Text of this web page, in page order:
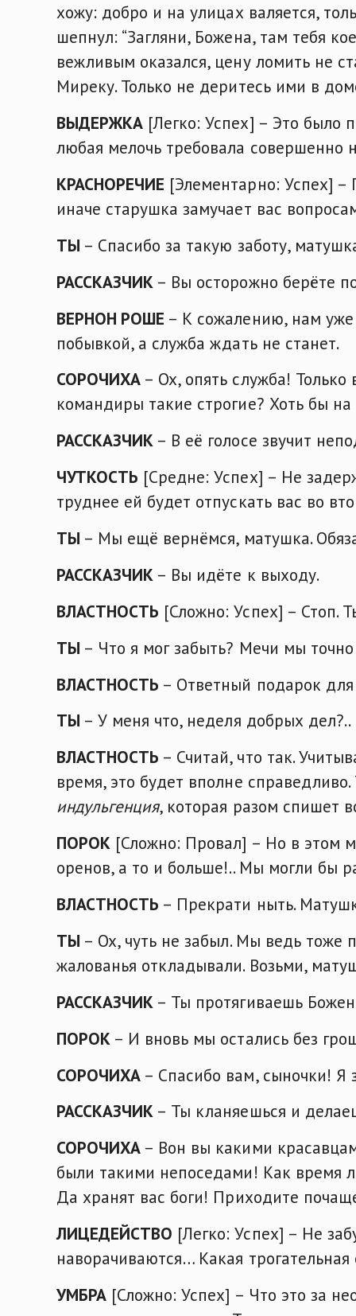
хожу: добро и на улицах валяется,
шепнул: “Загляни, Божена, там тебя
вежливым оказался, цену ломить не
Миреку. Только не деритесь ими в
ВЫДЕРЖКА [Легко: Успех] – Это было
любая мелочь требовала совершенно
КРАСНОРЕЧИЕ [Элементарно: Успех] –
иначе старушка замучает вас
ТЫ – Спасибо за такую заботу,
РАССКАЗЧИК – Вы осторожно берёте
ВЕРНОН РОШЕ – К сожалению, нам
побывкой, а служба ждать не станет.
СОРОЧИХА – Ох, опять служба!
командиры такие строгие? Хоть бы на
РАССКАЗЧИК – В её голосе звучит
ЧУТКОСТЬ [Средне: Успех] – Не
труднее ей будет отпускать вас во
ТЫ – Мы ещё вернёмся, матушка.
РАССКАЗЧИК – Вы идёте к выходу.
ВЛАСТНОСТЬ [Сложно: Успех] – Стоп.
ТЫ – Что я мог забыть? Мечи мы точно
ВЛАСТНОСТЬ – Ответный подарок
ТЫ – У меня что, неделя добрых дел?..
ВЛАСТНОСТЬ – Считай, что так.
время, это будет вполне
индульгенция, которая разом спишет
ПОРОК [Сложно: Провал] – Но в этом
оренов, а то и больше!.. Мы могли бы
ВЛАСТНОСТЬ – Прекрати ныть.
ТЫ – Ох, чуть не забыл. Мы ведь
жалованья откладывали. Возьми,
РАССКАЗЧИК – Ты протягиваешь
ПОРОК – И вновь мы остались без
СОРОЧИХА – Спасибо вам, сыночки! Я
РАССКАЗЧИК – Ты кланяешься и
СОРОЧИХА – Вон вы какими
были такими непоседами! Как время
Да хранят вас боги! Приходите
ЛИЦЕДЕЙСТВО [Легко: Успех] – Не
наворачиваются… Какая
УМБРА [Сложно: Успех] – Что это за